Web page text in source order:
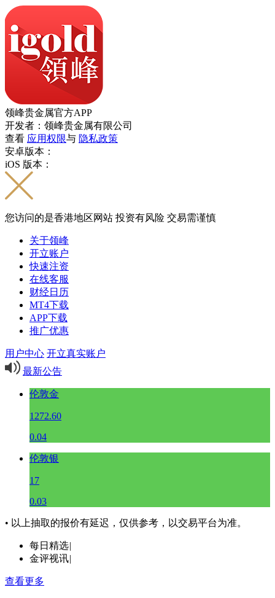
领峰贵金属官方APP
开发者：领峰贵金属有限公司
查看 应用权限与 隐私政策
安卓版本：
iOS 版本：
您访问的是香港地区网站 投资有风险 交易需谨慎
关于领峰
开立账户
快速注资
在线客服
财经日历
MT4下载
APP下载
推广优惠
用户中心 开立真实账户
最新公告
伦敦金
1272.60
0.04
伦敦银
17
0.03
• 以上抽取的报价有延迟，仅供参考，以交易平台为准。
每日精选|
金评视讯|
查看更多